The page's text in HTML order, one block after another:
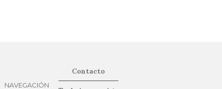
NAVEGACIÓN
Contacto